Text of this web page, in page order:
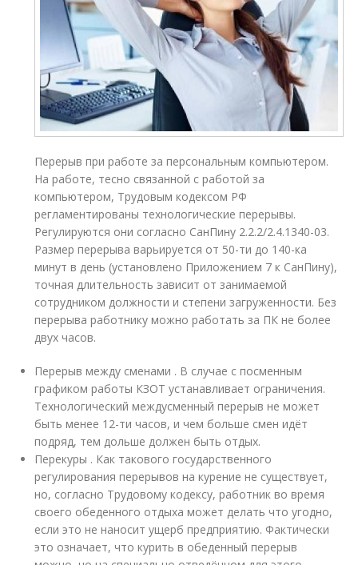
Перерыв при работе за персональным компьютером.
На работе, тесно связанной с работой за
компьютером, Трудовым кодексом РФ
регламентированы технологические перерывы.
Регулируются они согласно СанПину 2.2.2/2.4.1340-03.
Размер перерыва варьируется от 50-ти до 140-ка
минут в день (установлено Приложением 7 к СанПину),
точная длительность зависит от занимаемой
сотрудником должности и степени загруженности. Без
перерыва работнику можно работать за ПК не более
двух часов.
Перерыв между сменами . В случае с посменным
графиком работы КЗОТ устанавливает ограничения.
Технологический междусменный перерыв не может
быть менее 12-ти часов, и чем больше смен идёт
подряд, тем дольше должен быть отдых.
Перекуры . Как такового государственного
регулирования перерывов на курение не существует,
но, согласно Трудовому кодексу, работник во время
своего обеденного отдыха может делать что угодно,
если это не наносит ущерб предприятию. Фактически
это означает, что курить в обеденный перерыв